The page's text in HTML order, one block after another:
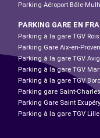
Parking Aéroport Bâle-
PARKING GARE EN
Parking à la gare TGV
Parking Gare Aix-en-
Parking à la gare TGV
Parking à la gare TGV
Parking à la gare TGV
Parking gare Saint-Charles
Parking Gare Saint Exupéry
Parking à la gare TGV Lille